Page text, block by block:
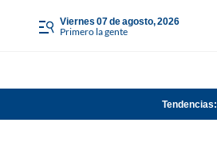
viernes 07 de agosto, 2026
Primero la gente
Tendencias: